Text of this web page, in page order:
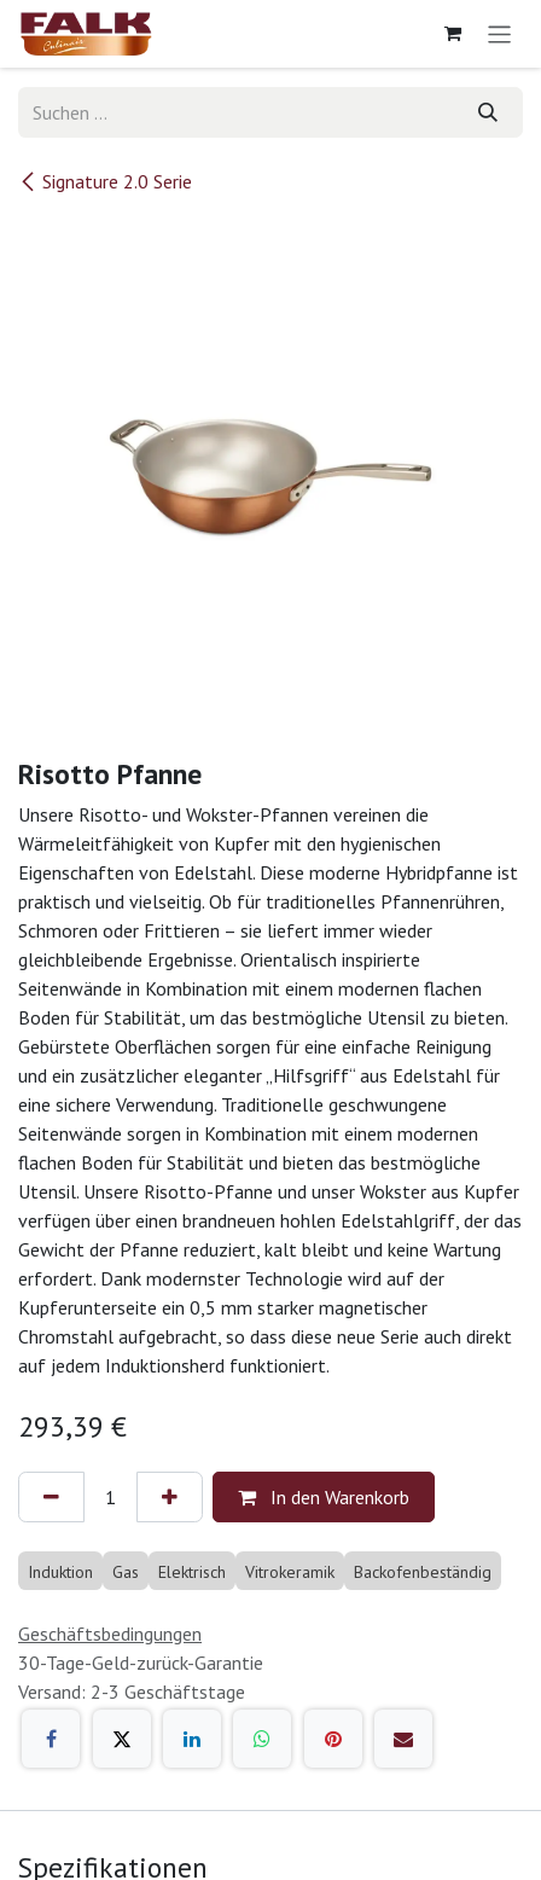
Zum Inhalt springen
Signature 2.0 Serie
Risotto Pfanne
Unsere Risotto- und Wokster-Pfannen vereinen die
Wärmeleitfähigkeit von Kupfer mit den hygienischen
Eigenschaften von Edelstahl. Diese moderne Hybridpfanne ist
praktisch und vielseitig. Ob für traditionelles Pfannenrühren,
Schmoren oder Frittieren – sie liefert immer wieder
gleichbleibende Ergebnisse. Orientalisch inspirierte
Seitenwände in Kombination mit einem modernen flachen
Boden für Stabilität, um das bestmögliche Utensil zu bieten.
Gebürstete Oberflächen sorgen für eine einfache Reinigung
und ein zusätzlicher eleganter „Hilfsgriff“ aus Edelstahl für
eine sichere Verwendung. Traditionelle geschwungene
Seitenwände sorgen in Kombination mit einem modernen
flachen Boden für Stabilität und bieten das bestmögliche
Utensil. Unsere Risotto-Pfanne und unser Wokster aus Kupfer
verfügen über einen brandneuen hohlen Edelstahlgriff, der das
Gewicht der Pfanne reduziert, kalt bleibt und keine Wartung
erfordert. Dank modernster Technologie wird auf der
Kupferunterseite ein 0,5 mm starker magnetischer
Chromstahl aufgebracht, so dass diese neue Serie auch direkt
auf jedem Induktionsherd funktioniert.
293,39 €
In den Warenkorb
Induktion Gas Elektrisch Vitrokeramik Backofenbeständig
Geschäftsbedingungen
30-Tage-Geld-zurück-Garantie
Versand: 2-3 Geschäftstage
Spezifikationen